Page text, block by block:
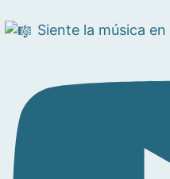
Siente la música